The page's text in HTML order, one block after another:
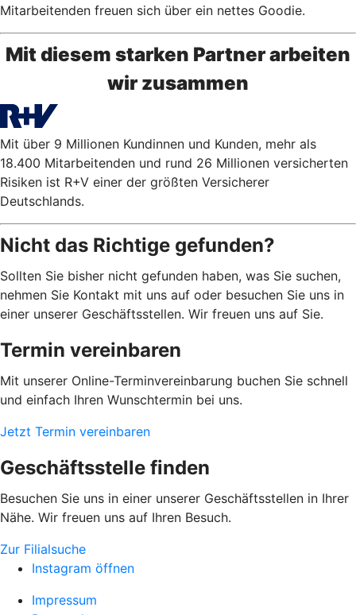
Mitarbeitenden freuen sich über ein nettes Goodie.
Mit diesem starken Partner arbeiten
wir zusammen
Mit über 9 Millionen Kundinnen und Kunden, mehr als
18.400 Mitarbeitenden und rund 26 Millionen versicherten
Risiken ist R+V einer der größten Versicherer
Deutschlands.
Nicht das Richtige gefunden?
Sollten Sie bisher nicht gefunden haben, was Sie suchen,
nehmen Sie Kontakt mit uns auf oder besuchen Sie uns in
einer unserer Geschäftsstellen. Wir freuen uns auf Sie.
Termin vereinbaren
Mit unserer Online-Terminvereinbarung buchen Sie schnell
und einfach Ihren Wunschtermin bei uns.
Jetzt Termin vereinbaren
Geschäftsstelle finden
Besuchen Sie uns in einer unserer Geschäftsstellen in Ihrer
Nähe. Wir freuen uns auf Ihren Besuch.
Zur Filialsuche
Instagram öffnen
Impressum